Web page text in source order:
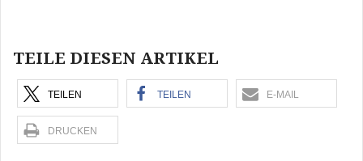
TEILE DIESEN ARTIKEL
TEILEN TEILEN E-MAIL
DRUCKEN